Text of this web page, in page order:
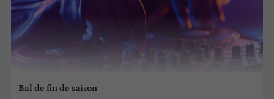
Bal de fin de saison